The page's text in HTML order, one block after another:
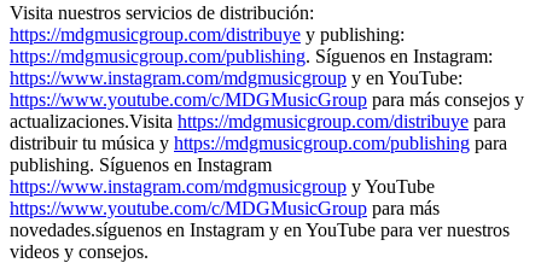
Visita nuestros servicios de distribución:
https://mdgmusicgroup.com/distribuye y publishing:
https://mdgmusicgroup.com/publishing. Síguenos en Instagram:
https://www.instagram.com/mdgmusicgroup y en YouTube:
https://www.youtube.com/c/MDGMusicGroup para más consejos y
actualizaciones.Visita https://mdgmusicgroup.com/distribuye para
distribuir tu música y https://mdgmusicgroup.com/publishing para
publishing. Síguenos en Instagram
https://www.instagram.com/mdgmusicgroup y YouTube
https://www.youtube.com/c/MDGMusicGroup para más
novedades.síguenos en Instagram y en YouTube para ver nuestros
videos y consejos.